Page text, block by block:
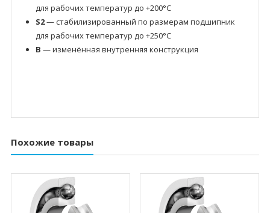
для рабочих температур до +200°C
S2— стабилизированный по размерам подшипник
для рабочих температур до +250°C
B — изменённая внутренняя конструкция
Похожие товары